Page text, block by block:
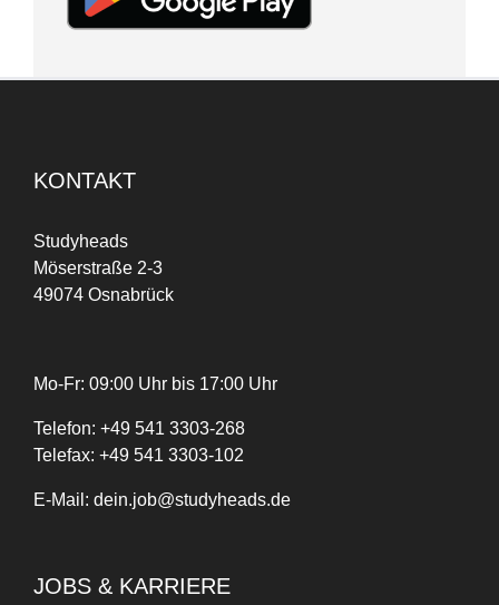
KONTAKT
Studyheads
Möserstraße 2-3
49074 Osnabrück
Mo-Fr: 09:00 Uhr bis 17:00 Uhr
Telefon: +49 541 3303-268
Telefax: +49 541 3303-102
E-Mail: dein.job@studyheads.de
JOBS & KARRIERE